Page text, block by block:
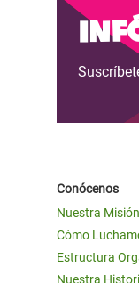
Conócenos
Nuestra
Cómo
Estructura
Nuestra